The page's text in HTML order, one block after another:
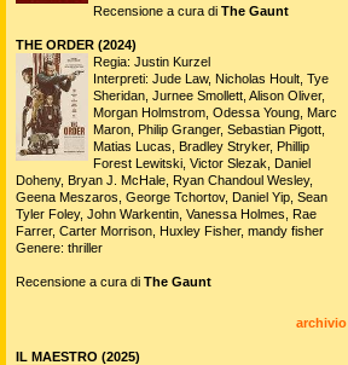
Recensione a cura di The Gaunt
THE ORDER (2024)
Regia: Justin Kurzel
Interpreti: Jude Law, Nicholas Hoult, Tye
Sheridan, Jurnee Smollett, Alison Oliver,
Morgan Holmstrom, Odessa Young, Marc
Maron, Philip Granger, Sebastian Pigott,
Matias Lucas, Bradley Stryker, Phillip
Forest Lewitski, Victor Slezak, Daniel
Doheny, Bryan J. McHale, Ryan Chandoul Wesley,
Geena Meszaros, George Tchortov, Daniel Yip, Sean
Tyler Foley, John Warkentin, Vanessa Holmes, Rae
Farrer, Carter Morrison, Huxley Fisher, mandy fisher
Genere: thriller
Recensione a cura di The Gaunt
archivio
IL MAESTRO (2025)